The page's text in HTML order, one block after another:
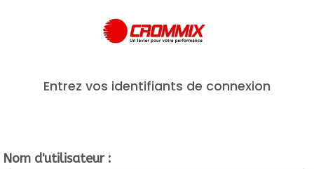
Entrez vos identifiants de connexion
Nom d'utilisateur :